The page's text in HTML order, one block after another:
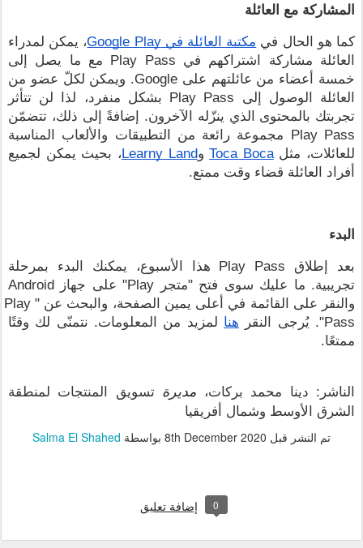
المشاركة مع العائلة
كما هو الحال في مكتبة العائلة في Google Play
للعائلات، مثل Toca Boca وLearny Land
أفراد العائلة قضاء وقت ممتع.
البدء
والنقر على القائمة في أعلى يمين الصفحة، والبحث عن "Play
Pass". يُرجى النقر
هنا
ممتعًا.
الناشر: دينا محمد بركات، مديرة
الشرق الأوسط وشمال أفريقيا
تم النشر قبل 8th December 2020 بواسطة Salma El Shahed
0 إضافة تعليق